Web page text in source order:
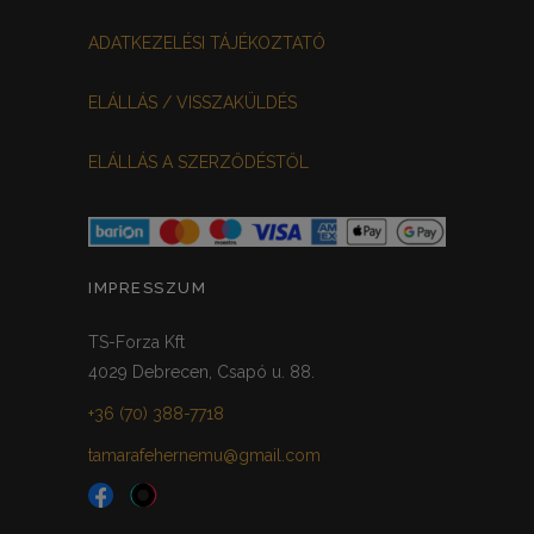
ADATKEZELÉSI TÁJÉKOZTATÓ
ELÁLLÁS / VISSZAKÜLDÉS
ELÁLLÁS A SZERZŐDÉSTŐL
IMPRESSZUM
TS-Forza Kft
4029 Debrecen, Csapó u. 88.
+36 (70) 388-7718
tamarafehernemu@gmail.com